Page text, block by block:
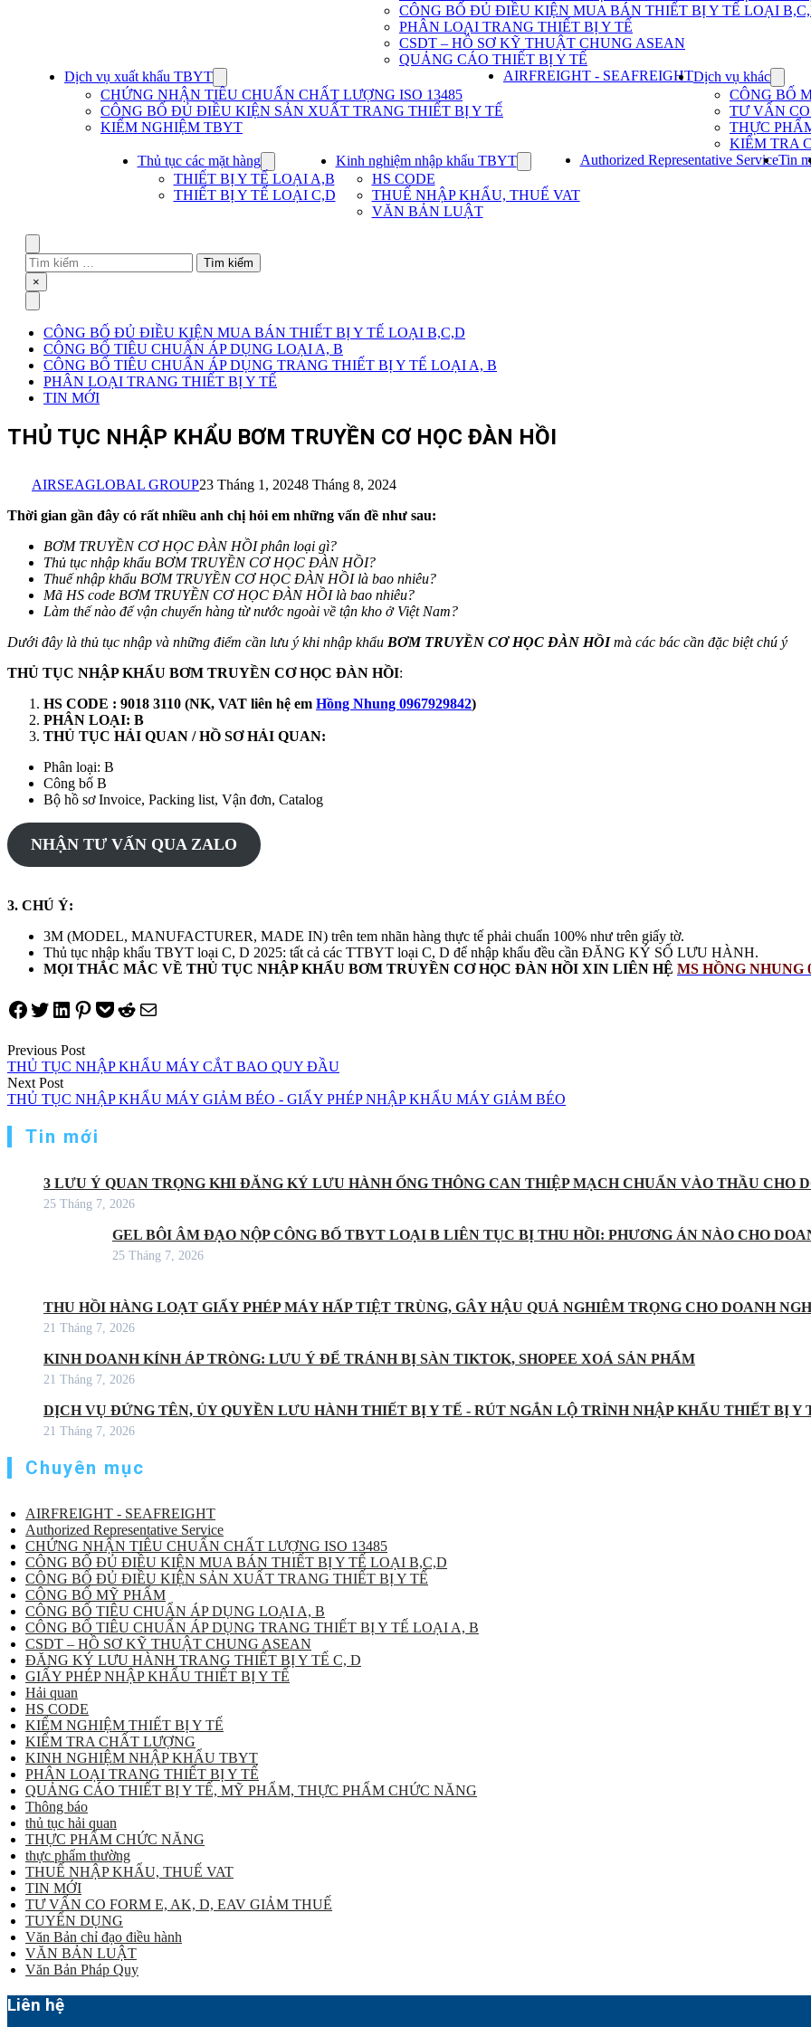
vụ
nhập
khẩu
TBYT
CÔNG BỐ ĐỦ ĐIỀU KIỆN MUA BÁN THIẾT BỊ Y TẾ LOẠI
PHÂN LOẠI TRANG THIẾT BỊ Y TẾ
CSDT – HỒ SƠ KỸ THUẬT CHUNG ASEAN
QUẢNG CÁO THIẾT BỊ Y TẾ
Dịch vụ xuất khẩu TBYT
submenu
for
Dịch
vụ
khẩu
TBYT
CHỨNG NHẬN TIÊU CHUẨN CHẤT LƯỢNG ISO 13485
CÔNG BỐ ĐỦ ĐIỀU KIỆN SẢN XUẤT TRANG THIẾT BỊ Y TẾ
KIỂM NGHIỆM TBYT
AIRFREIGHT - SEAFREIGHTDịch vụ khác
for
Dịch
vụ
khác
CÔNG BỐ
TƯ VẤN
THỰC
KIỂM TRA
Thủ tục các mặt hàng
submenu
for
Thủ
THIẾT BỊ Y TẾ LOẠI A,B
THIẾT BỊ Y TẾ LOẠI C,D
Kinh nghiệm nhập khẩu TBYT
submenu
for
Kinh
HS CODE
THUẾ NHẬP KHẨU, THUẾ VAT
VĂN BẢN LUẬT
Authorized Representative ServiceTin
Tìm
kiếm
cho:
Close
×
CÔNG BỐ ĐỦ ĐIỀU KIỆN MUA BÁN THIẾT BỊ Y TẾ LOẠI B,C,D
CÔNG BỐ TIÊU CHUẨN ÁP DỤNG LOẠI A, B
CÔNG BỐ TIÊU CHUẨN ÁP DỤNG TRANG THIẾT BỊ Y TẾ LOẠI A, B
PHÂN LOẠI TRANG THIẾT BỊ Y TẾ
TIN MỚI
THỦ TỤC NHẬP KHẨU BƠM TRUYỀN CƠ HỌC ĐÀN HỒI
AIRSEAGLOBAL GROUP23 Tháng 1, 20248 Tháng 8, 2024
Thời gian gần đây có rất nhiều anh chị hỏi em những vấn đề như sau:
BƠM TRUYỀN CƠ HỌC ĐÀN HỒI phân loại gì?
Thủ tục nhập khẩu BƠM TRUYỀN CƠ HỌC ĐÀN HỒI?
Thuế nhập khẩu BƠM TRUYỀN CƠ HỌC ĐÀN HỒI là bao nhiêu?
Mã HS code BƠM TRUYỀN CƠ HỌC ĐÀN HỒI là bao nhiêu?
Làm thế nào để vận chuyển hàng từ nước ngoài về tận kho ở Việt Nam?
Dưới đây là thủ tục nhập và những điểm cần lưu ý khi nhập khẩu BƠM TRUYỀN CƠ HỌC ĐÀN HỒImà các bác cần đặc biệt chú ý
THỦ TỤC NHẬP KHẨU BƠM TRUYỀN CƠ HỌC ĐÀN HỒI:
HS CODE : 9018 3110 (NK, VAT liên hệ em Hồng Nhung 0967929842)
PHÂN LOẠI: B
THỦ TỤC HẢI QUAN / HỒ SƠ HẢI QUAN:
Phân loại: B
Công bố B
Bộ hồ sơ Invoice, Packing list, Vận đơn, Catalog
NHẬN TƯ VẤN QUA ZALO
3. CHÚ Ý:
3M (MODEL, MANUFACTURER, MADE IN) trên tem nhãn hàng thực tế phải chuẩn 100% như trên giấy tờ.
Thủ tục nhập khẩu TBYT loại C, D 2025: tất cả các TTBYT loại C, D để nhập khẩu đều cần ĐĂNG KÝ SỐ LƯU HÀNH.
MỌI THẮC MẮC VỀ THỦ TỤC NHẬP KHẨU BƠM TRUYỀN CƠ HỌC ĐÀN HỒI XIN LIÊN HỆ MS HỒNG NHUNG
Share on Facebook
Tweet on Twitter
Share on LinkedIn
Pin on Pinterest
Save to pocket
Share on Reddit
Share via Email
Điều
hướng
bài
viết
Previous Post
THỦ TỤC NHẬP KHẨU MÁY CẮT BAO QUY ĐẦU
Next Post
THỦ TỤC NHẬP KHẨU MÁY GIẢM BÉO - GIẤY PHÉP NHẬP KHẨU MÁY GIẢM BÉO
Tin mới
3 LƯU Ý QUAN TRỌNG KHI ĐĂNG KÝ LƯU HÀNH ỐNG THÔNG CAN THIỆP MẠCH CHUẨN VÀO THẦU CHO
25 Tháng 7, 2026
GEL BÔI ÂM ĐẠO NỘP CÔNG BỐ TBYT LOẠI B LIÊN TỤC BỊ THU HỒI: PHƯƠNG ÁN NÀO CHO
25 Tháng 7, 2026
THU HỒI HÀNG LOẠT GIẤY PHÉP MÁY HẤP TIỆT TRÙNG, GÂY HẬU QUẢ NGHIÊM TRỌNG CHO DOANH
21 Tháng 7, 2026
KINH DOANH KÍNH ÁP TRÒNG: LƯU Ý ĐỂ TRÁNH BỊ SÀN TIKTOK, SHOPEE XOÁ SẢN PHẨM
21 Tháng 7, 2026
DỊCH VỤ ĐỨNG TÊN, ỦY QUYỀN LƯU HÀNH THIẾT BỊ Y TẾ - RÚT NGẮN LỘ TRÌNH NHẬP KHẨU THIẾT BỊ Y
21 Tháng 7, 2026
Chuyên mục
AIRFREIGHT - SEAFREIGHT
Authorized Representative Service
CHỨNG NHẬN TIÊU CHUẨN CHẤT LƯỢNG ISO 13485
CÔNG BỐ ĐỦ ĐIỀU KIỆN MUA BÁN THIẾT BỊ Y TẾ LOẠI B,C,D
CÔNG BỐ ĐỦ ĐIỀU KIỆN SẢN XUẤT TRANG THIẾT BỊ Y TẾ
CÔNG BỐ MỸ PHẨM
CÔNG BỐ TIÊU CHUẨN ÁP DỤNG LOẠI A, B
CÔNG BỐ TIÊU CHUẨN ÁP DỤNG TRANG THIẾT BỊ Y TẾ LOẠI A, B
CSDT – HỒ SƠ KỸ THUẬT CHUNG ASEAN
ĐĂNG KÝ LƯU HÀNH TRANG THIẾT BỊ Y TẾ C, D
GIẤY PHÉP NHẬP KHẨU THIẾT BỊ Y TẾ
Hải quan
HS CODE
KIỂM NGHIỆM THIẾT BỊ Y TẾ
KIỂM TRA CHẤT LƯỢNG
KINH NGHIỆM NHẬP KHẨU TBYT
PHÂN LOẠI TRANG THIẾT BỊ Y TẾ
QUẢNG CÁO THIẾT BỊ Y TẾ, MỸ PHẨM, THỰC PHẨM CHỨC NĂNG
Thông báo
thủ tục hải quan
THỰC PHẨM CHỨC NĂNG
thực phẩm thường
THUẾ NHẬP KHẨU, THUẾ VAT
TIN MỚI
TƯ VẤN CO FORM E, AK, D, EAV GIẢM THUẾ
TUYỂN DỤNG
Văn Bản chỉ đạo điều hành
VĂN BẢN LUẬT
Văn Bản Pháp Quy
Liên hệ